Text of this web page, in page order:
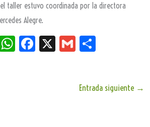
taller estuvo coordinada por la directora
Alegre.
W
Fa
X
G
Entrada siguiente →